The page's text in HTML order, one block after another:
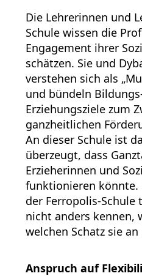
Die Lehrerinnen und
Schule wissen die
Engagement ihrer
schätzen. Sie und
verstehen sich als
und bündeln
Erziehungsziele zum
ganzheitlichen
An dieser Schule ist
überzeugt, dass
Erzieherinnen und
funktionieren könnte.
der Ferropolis-Schule
nicht anders kennen,
welchen Schatz sie
Anspruch auf